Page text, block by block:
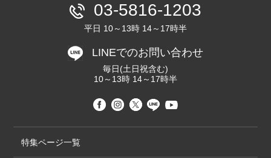
03-5816-1203
平日 10～13時 14～17時半
LINEでのお問い合わせ
毎日(土日祝含む)
10～13時 14～17時半
特集ページ一覧